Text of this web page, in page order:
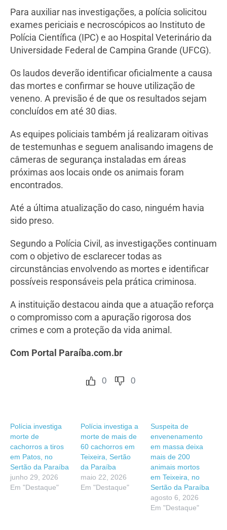
Para auxiliar nas investigações, a polícia solicitou
exames periciais e necroscópicos ao Instituto de
Polícia Científica (IPC) e ao Hospital Veterinário da
Universidade Federal de Campina Grande (UFCG).
Os laudos deverão identificar oficialmente a causa
das mortes e confirmar se houve utilização de
veneno. A previsão é de que os resultados sejam
concluídos em até 30 dias.
As equipes policiais também já realizaram oitivas
de testemunhas e seguem analisando imagens de
câmeras de segurança instaladas em áreas
próximas aos locais onde os animais foram
encontrados.
Até a última atualização do caso, ninguém havia
sido preso.
Segundo a Polícia Civil, as investigações continuam
com o objetivo de esclarecer todas as
circunstâncias envolvendo as mortes e identificar
possíveis responsáveis pela prática criminosa.
A instituição destacou ainda que a atuação reforça
o compromisso com a apuração rigorosa dos
crimes e com a proteção da vida animal.
Com Portal Paraíba.com.br
0 0
Polícia investiga
morte de
cachorros a tiros
em Patos, no
Sertão da Paraíba
junho 29, 2026
Em "Destaque"
Polícia investiga a
morte de mais de
60 cachorros em
Teixeira, Sertão
da Paraíba
maio 22, 2026
Em "Destaque"
Suspeita de
envenenamento
em massa deixa
mais de 200
animais mortos
em Teixeira, no
Sertão da Paraíba
agosto 6, 2026
Em "Destaque"